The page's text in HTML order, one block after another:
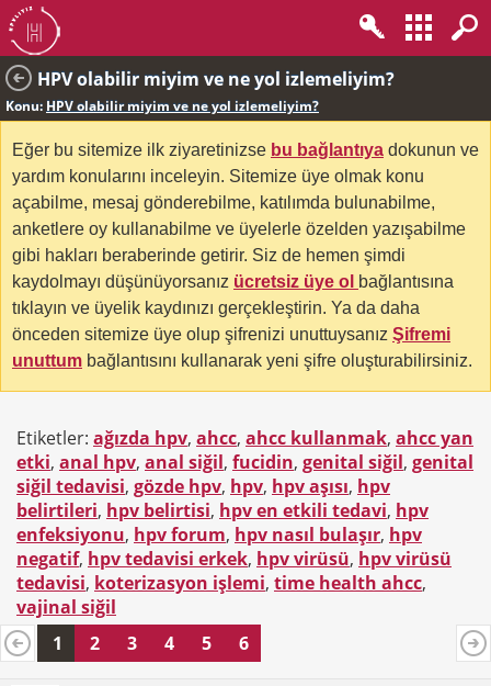
HPV olabilir miyim ve ne yol izlemeliyim?
Konu: HPV olabilir miyim ve ne yol izlemeliyim?
Eğer bu sitemize ilk ziyaretinizse bu bağlantıya dokunun ve
yardım konularını inceleyin. Sitemize üye olmak konu
açabilme, mesaj gönderebilme, katılımda bulunabilme,
anketlere oy kullanabilme ve üyelerle özelden yazışabilme
gibi hakları beraberinde getirir. Siz de hemen şimdi
kaydolmayı düşünüyorsanız ücretsiz üye ol bağlantısına
tıklayın ve üyelik kaydınızı gerçekleştirin. Ya da daha
önceden sitemize üye olup şifrenizi unuttuysanız Şifremi
unuttum bağlantısını kullanarak yeni şifre oluşturabilirsiniz.
Etiketler: ağızda hpv, ahcc, ahcc kullanmak, ahcc yan
etki, anal hpv, anal siğil, fucidin, genital siğil, genital
siğil tedavisi, gözde hpv, hpv, hpv aşısı, hpv
belirtileri, hpv belirtisi, hpv en etkili tedavi, hpv
enfeksiyonu, hpv forum, hpv nasıl bulaşır, hpv
negatif, hpv tedavisi erkek, hpv virüsü, hpv virüsü
tedavisi, koterizasyon işlemi, time health ahcc,
vajinal siğil
1
2 3 4 5 6